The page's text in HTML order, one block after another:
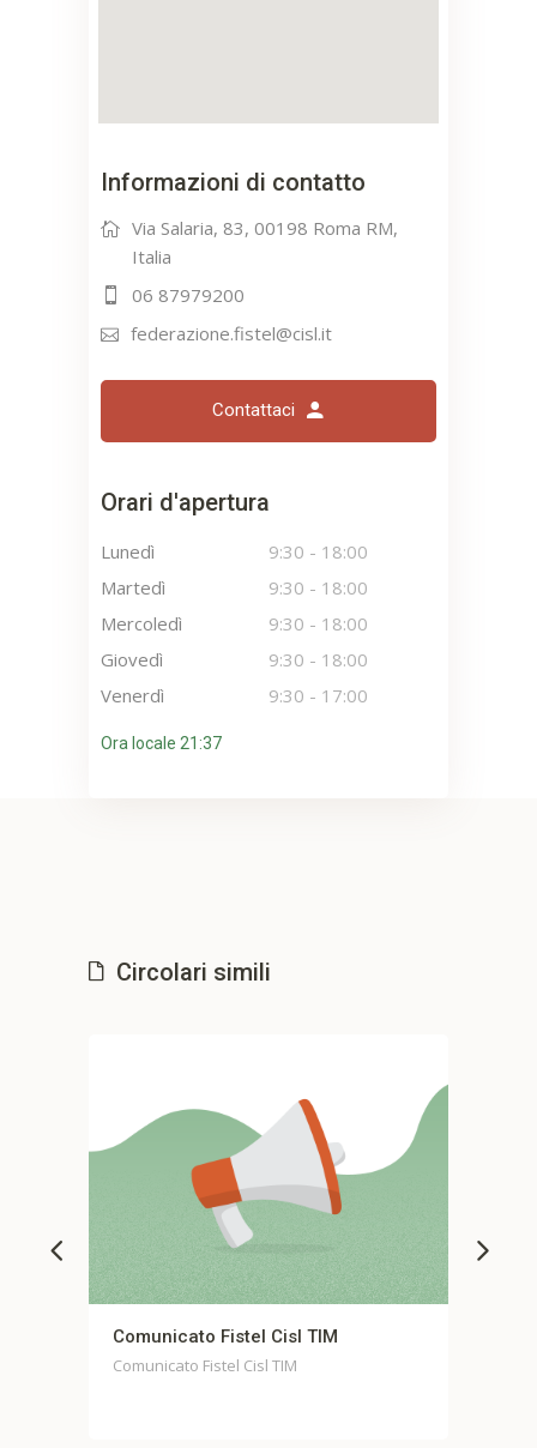
Informazioni di contatto
Via Salaria, 83, 00198 Roma RM,
Italia
06 87979200
federazione.fistel@cisl.it
Contattaci
Orari d'apertura
Lunedì 9:30 - 18:00
Martedì
9:30 - 18:00
Mercoledì
9:30 - 18:00
Giovedì
9:30 - 18:00
Venerdì
9:30 - 17:00
Ora locale 21:37
Circolari simili
Fistel Cisl TIM
Fistel Cisl TIM